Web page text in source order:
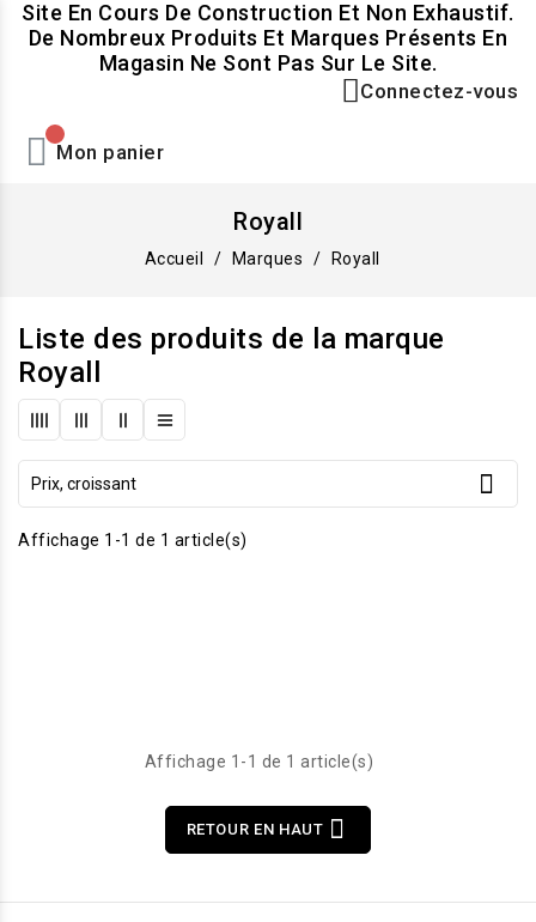
Site En Cours De Construction Et Non Exhaustif.
De Nombreux Produits Et Marques Présents En
Magasin Ne Sont Pas Sur Le Site.
Connectez-vous
Mon panier
Royall
Accueil Marques Royall
Liste des produits de la marque
Royall
Prix, croissant 
Affichage 1-1 de 1 article(s)
Affichage 1-1 de 1 article(s)
RETOUR EN HAUT 